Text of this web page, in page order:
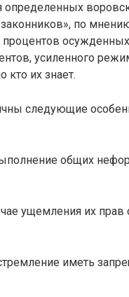
определенных
по
усиленного
их знает.
следующие
общих
ущемления их прав
иметь